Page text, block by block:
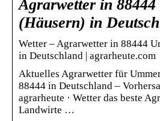
Agrarwetter in
(Häusern) in
Wetter – Agrarwetter in 88444
in Deutschland | agrarheute.com
Aktuelles Agrarwetter für
88444 in Deutschland –
agrarheute · Wetter das beste
Landwirte …